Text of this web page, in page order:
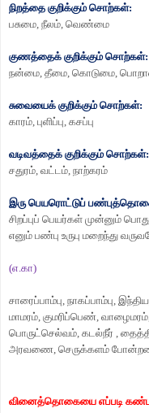
நிறத்தை குறிக்கும் சொற்கள்:
பசுமை, நீலம், வெண்மை
குணத்தைக் குறிக்கும் சொற்கள்:
நன்மை, தீமை, கொடுமை,
சுவையைக் குறிக்கும் சொற்கள்:
காரம், புளிப்பு, கசப்பு
வடிவத்தைக் குறிக்கும் சொற்கள்:
சதுரம், வட்டம், நாற்கரம்
இரு பெயரொட்டுப்
சிறப்புப் பெயர்கள் முன்னும்
எனும் பண்பு உருபு மறைந்து
(எ.கா)
சாரைப்பாம்பு, நாகப்பாம்பு,
மாமரம், குமரிப்பெண், வாழைமரம்
பொருட்செல்வம், கடல்நீர் ,
அரவணை, செருக்களம்
வினைத்தொகையை எப்படி